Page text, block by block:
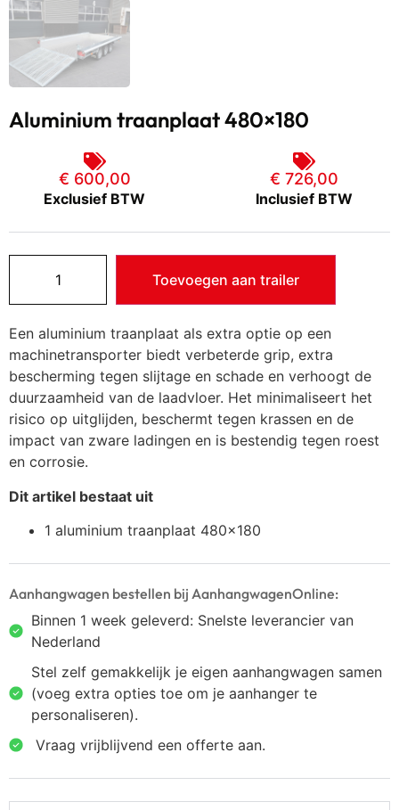
Aluminium traanplaat 480×180
€ 600,00
Exclusief BTW
€ 726,00
Inclusief BTW
Toevoegen aan trailer
Een aluminium traanplaat als extra optie op een
machinetransporter biedt verbeterde grip, extra
bescherming tegen slijtage en schade en verhoogt de
duurzaamheid van de laadvloer. Het minimaliseert het
risico op uitglijden, beschermt tegen krassen en de
impact van zware ladingen en is bestendig tegen roest
en corrosie.
Dit artikel bestaat uit
1 aluminium traanplaat 480×180
Aanhangwagen bestellen bij AanhangwagenOnline:
Binnen 1 week geleverd: Snelste leverancier van
Nederland
Stel zelf gemakkelijk je eigen aanhangwagen samen
(voeg extra opties toe om je aanhanger te
personaliseren).
⁠ ⁠Vraag vrijblijvend een offerte aan.